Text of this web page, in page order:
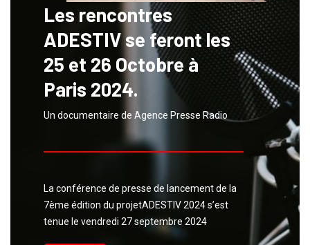
Les rencontres
ADESTIV se feront les
25 et 26 Octobre à
Paris 2024.
Un documentaire de Agence Presse Radio
La conférence de presse de lancement de la
7ème édition du projetADESTIV 2024 s’est
tenue le vendredi 27 septembre 2024